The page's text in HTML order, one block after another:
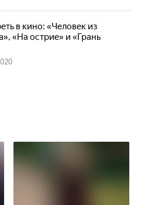
в кино: «Человек из
«На острие» и «Грань